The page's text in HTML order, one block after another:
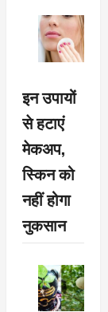
इन उपायों
से हटाएं
मेकअप,
स्किन को
नहीं होगा
नुकसान